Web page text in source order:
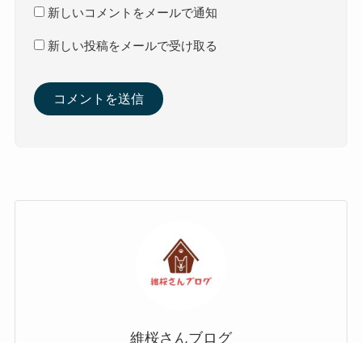
新しいコメントをメールで通知
新しい投稿をメールで受け取る
維桜さんブログ